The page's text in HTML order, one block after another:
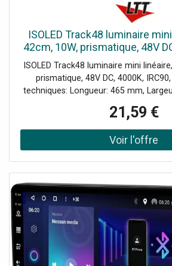
ISOLED Track48 luminaire
42cm, 10W, prismatique, 48V
Line - Lampes avec
ISOLED Track48 luminaire mini
prismatique, 48V DC, 4000K,
techniques: Longueur: 465 mm,
43 mm, Poids: 100 g, Tension
nominale: 9,50 W, Puissance de
Température de couleur: 4000K,
110°, Faisceau lumineux: 700 lm,
cd, Restitution des couleurs: 93
Pour intérieur et extérieur: Oui,
Non, Particularités: Fonctionnement
source de tension constante 48V
21,59 €